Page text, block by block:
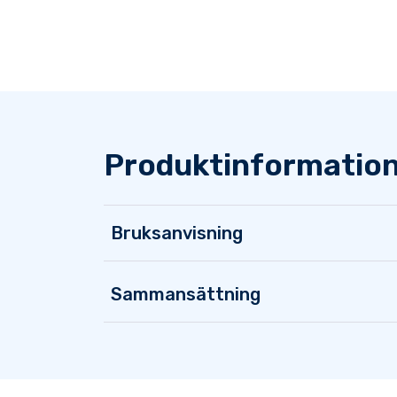
Bruksanvisning
Sammansättning